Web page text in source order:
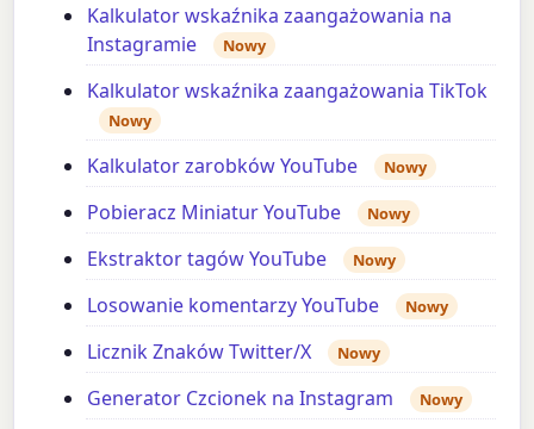
Kalkulator wskaźnika zaangażowania na
Instagramie
Nowy
Kalkulator wskaźnika zaangażowania TikTok
Nowy
Kalkulator zarobków YouTube Nowy
Pobieracz Miniatur YouTube Nowy
Ekstraktor tagów YouTube Nowy
Losowanie komentarzy YouTube Nowy
Licznik Znaków Twitter/X Nowy
Generator Czcionek na Instagram Nowy